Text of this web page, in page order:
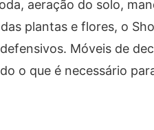
aeração do solo,
plantas e flores, o
Móveis de
o que é necessário